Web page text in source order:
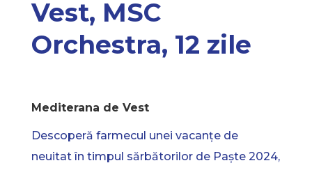
Vest, MSC
Orchestra, 12 zile
Mediterana de Vest
Descoperă farmecul unei vacanțe de
neuitat în timpul sărbătorilor de Paște 2024,